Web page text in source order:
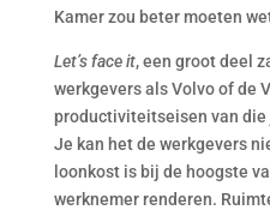
Kamer zou beter moeten
Let’s face it, een groot deel
werkgevers als Volvo of de
productiviteitseisen van
Je kan het de werkgevers
loonkost is bij de hoogste
werknemer renderen.